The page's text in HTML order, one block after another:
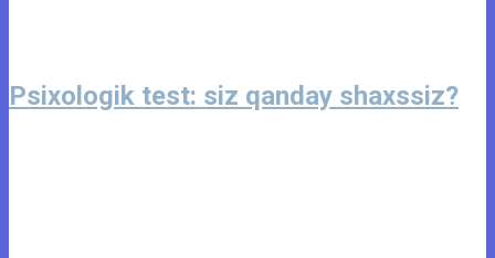
Psixologik test: siz qanday shaxssiz?